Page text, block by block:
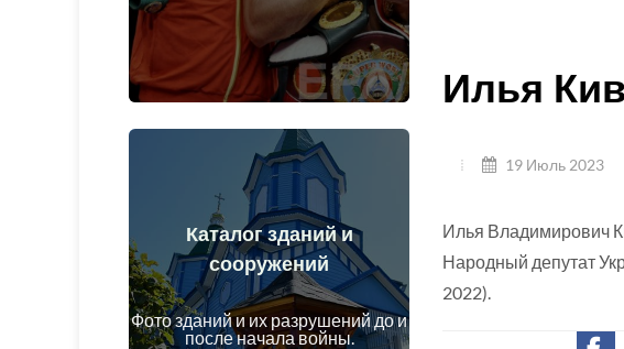
Каталог зданий и
сооружений
Фото зданий и их разрушений до и
после начала войны.
Здания, сооружения, конструкции,
объекты до и после начала войны
Перейти
Илья
19 Июль 2023
Илья Владимирович
Народный депутат
2022).